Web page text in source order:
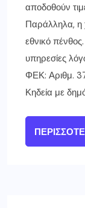
αποδοθούν
Παράλληλα, η
εθνικό
υπηρεσίες
ΦΕΚ: Αριθμ.
Κηδεία με